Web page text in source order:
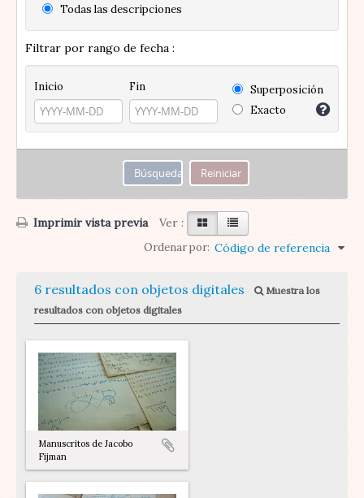
Todas las descripciones
Filtrar por rango de fecha :
Inicio Fin
Superposición
Exacto
Imprimir vista previa Ver :
Ordenar por: Código de referencia
6 resultados con objetos digitales
Muestra los
resultados con objetos digitales
Manuscritos de Jacobo
Fijman